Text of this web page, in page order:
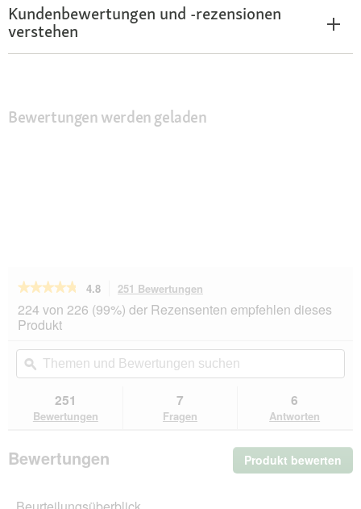
Kundenbewertungen und -rezensionen
verstehen
Bewertungen werden geladen
★★★★★
★★★★★
von
5
lesen
für
Science
Plan
Medium
4.8 251 Bewertungen
dieser
Aktion
du
zu
den
224 von 226 (99%) der Rezensenten empfehlen dieses
Produkt
Themen
und
Bewertungen
ϙ
251
Bewertungen
7
Fragen
6
Antworten
Bewertungen Produkt bewerten
Mit